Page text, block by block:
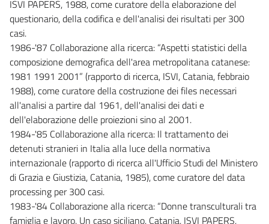
ISVI PAPERS, 1988, come curatore della elaborazione del
questionario, della codifica e dell'analisi dei risultati per 300
casi.
1986-'87 Collaborazione alla ricerca: “Aspetti statistici della
composizione demografica dell'area metropolitana catanese:
1981 1991 2001” (rapporto di ricerca, ISVI, Catania, febbraio
1988), come curatore della costruzione dei files necessari
all'analisi a partire dal 1961, dell'analisi dei dati e
dell'elaborazione delle proiezioni sino al 2001.
1984-'85 Collaborazione alla ricerca: Il trattamento dei
detenuti stranieri in Italia alla luce della normativa
internazionale (rapporto di ricerca all'Ufficio Studi del Ministero
di Grazia e Giustizia, Catania, 1985), come curatore del data
processing per 300 casi.
1983-'84 Collaborazione alla ricerca: “Donne transculturali tra
famiglia e lavoro. Un caso siciliano, Catania, ISVI PAPERS,